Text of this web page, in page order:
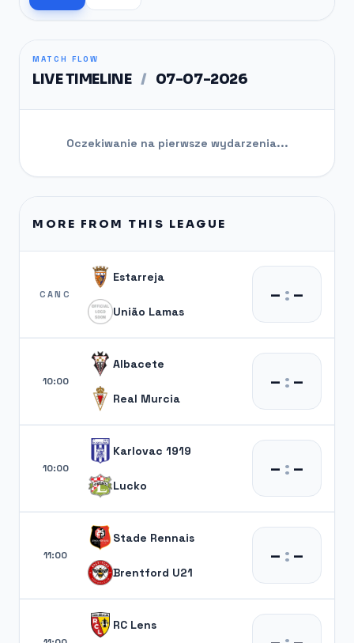
MATCH FLOW
LIVE TIMELINE / 07-07-2026
Oczekiwanie na pierwsze wydarzenia...
MORE FROM THIS LEAGUE
CANC
Estarreja
União Lamas
– :–
10:00
Albacete
Real Murcia
– :–
10:00
Karlovac 1919
Lucko
– :–
11:00
Stade Rennais
Brentford U21
– :–
RC Lens